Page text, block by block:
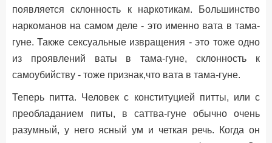
появляется склонность к наркотикам. Большинство
наркоманов на самом деле - это именно вата в тама-
гуне. Также сексуальные извращения - это тоже одно
из проявлений ваты в тама-гуне, склонность к
самоубийству - тоже признак,что вата в тама-гуне.
Теперь питта. Человек с конституцией питты, или с
преобладанием питы, в саттва-гуне обычно очень
разумный, у него ясный ум и четкая речь. Когда он